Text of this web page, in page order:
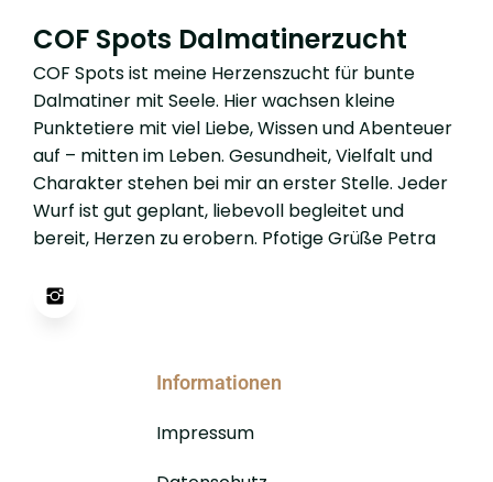
COF Spots Dalmatinerzucht
COF Spots ist meine Herzenszucht für bunte
Dalmatiner mit Seele. Hier wachsen kleine
Punktetiere mit viel Liebe, Wissen und Abenteuer
auf – mitten im Leben. Gesundheit, Vielfalt und
Charakter stehen bei mir an erster Stelle. Jeder
Wurf ist gut geplant, liebevoll begleitet und
bereit, Herzen zu erobern. Pfotige Grüße Petra
Informationen
Impressum